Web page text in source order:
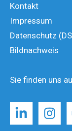
Kontakt
Impressum
Datenschutz
Bildnachweis
Sie finden uns